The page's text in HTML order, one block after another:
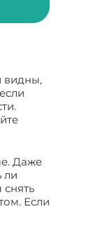
видны,
Даже
ли
снять
Если